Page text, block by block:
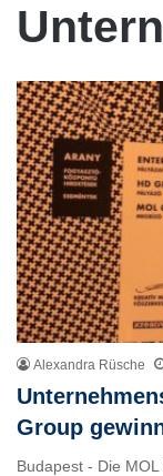
Alexandra Rüsche
Group
Budapest - Die